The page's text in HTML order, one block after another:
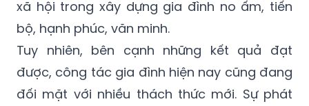
xã hội trong xây dựng gia đình no ấm, tiến
bộ, hạnh phúc, văn minh.
Tuy nhiên, bên cạnh những kết quả đạt
được, công tác gia đình hiện nay cũng đang
đối mặt với nhiều thách thức mới. Sự phát